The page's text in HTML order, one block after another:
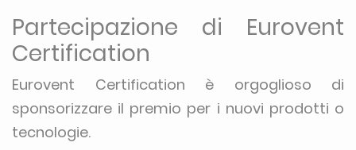
Partecipazione di Eurovent
Certification
Eurovent Certification è orgoglioso di
sponsorizzare il premio per i nuovi prodotti o
tecnologie.